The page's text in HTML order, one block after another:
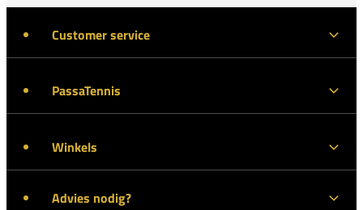
Customer service
PassaTennis
Winkels
Advies nodig?